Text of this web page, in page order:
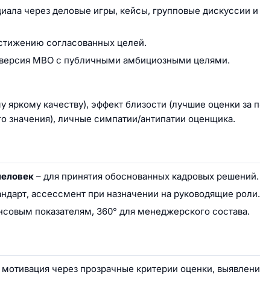
через деловые игры, кейсы, групповые дискуссии
согласованных целей.
MBO с публичными амбициозными целями.
качеству), эффект близости (лучшие оценки за
значения), личные симпатии/антипатии оценщика.
– для принятия обоснованных кадровых решений.
ассессмент при назначении на руководящие роли.
показателям, 360° для менеджерского состава.
через прозрачные критерии оценки,